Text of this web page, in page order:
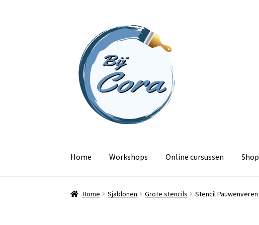
naar
navigatie
inhoud
Home Workshops Online cursussen Shop
Home Sjablonen Grote stencils Stencil Pauwenveren